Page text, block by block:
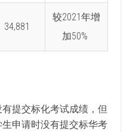
34,881
较2021年增
加50%
有提交标化考试成绩，但
生申请时没有提交标华考